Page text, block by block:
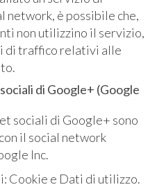
network, è possibile che,
non utilizzino il servizio,
di traffico relativi alle
di Google+ (Google
sociali di Google+ sono
il social network
Inc.
Cookie e Dati di utilizzo.